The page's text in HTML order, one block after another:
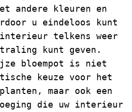
andere kleuren en
u eindeloos kunt
telkens weer
kunt geven.
bloempot is niet
keuze voor het
maar ook een
die uw interieur